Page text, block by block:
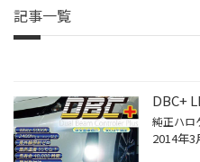
記事一覧
DBC+
2014年3